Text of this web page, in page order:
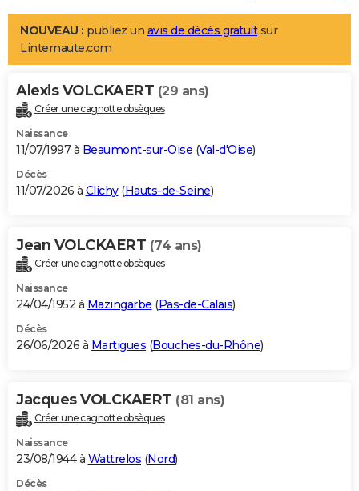
LIFESTYLE
Art de vivre
Bien-être
Loisirs
Mode
Modes de vie
Alimentation
Guide de la santé
Maladies
Médicaments
Sommeil
VOYAGE
Destinations
City break
Voyage nature
Voyage de noces
Forum
Climat
+PHOTO
GUIDES D'ACHAT
BONS PLANS
Carte de Noël
Carte Bonne année
Carte Saint-Valentin
Carte Pâques
Carte d'anniversaire
DICTIONNAIRE
Dictionnaire
Biographies
Citations
Expressions
Proverbes
PROGRAMME TV
S'inscrire
Se connecter
Lycées
Collèges
Primaires
Universités
Entreprises
Service militaire
Avis de recherche
AVIS DE DÉCÈS
Bricolage
Lifestyle
Culture
Sport
Auto
Television
Voyage
Cinema
NOUVEAU : publiez un avis de décès gratuitsur
Linternaute.com
Alexis VOLCKAERT (29 ans)
Créer une cagnotte obsèques
Naissance
11/07/1997 à Beaumont-sur-Oise (Val-d'Oise)
Décès
11/07/2026 à Clichy(Hauts-de-Seine)
Jean VOLCKAERT (74 ans)
Créer une cagnotte obsèques
Naissance
24/04/1952 à Mazingarbe (Pas-de-Calais)
Décès
26/06/2026 à Martigues (Bouches-du-Rhône)
Jacques VOLCKAERT (81 ans)
Créer une cagnotte obsèques
Naissance
23/08/1944 à Wattrelos (Nord)
Décès